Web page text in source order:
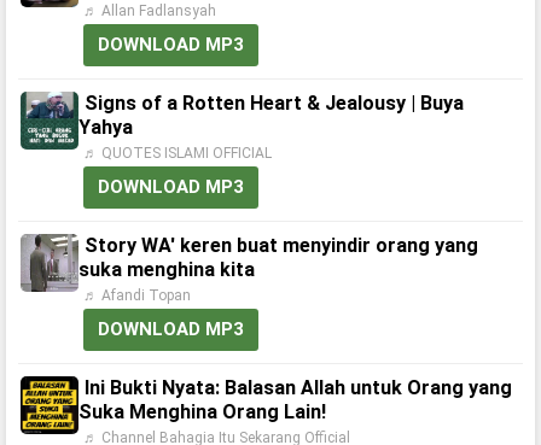
♬ Allan Fadlansyah
DOWNLOAD MP3
Signs of a Rotten Heart & Jealousy | Buya
Yahya
♬ QUOTES ISLAMI OFFICIAL
DOWNLOAD MP3
Story WA' keren buat menyindir orang yang
suka menghina kita
♬ Afandi Topan
DOWNLOAD MP3
Ini Bukti Nyata: Balasan Allah untuk Orang yang
Suka Menghina Orang Lain!
♬ Channel Bahagia Itu Sekarang Official